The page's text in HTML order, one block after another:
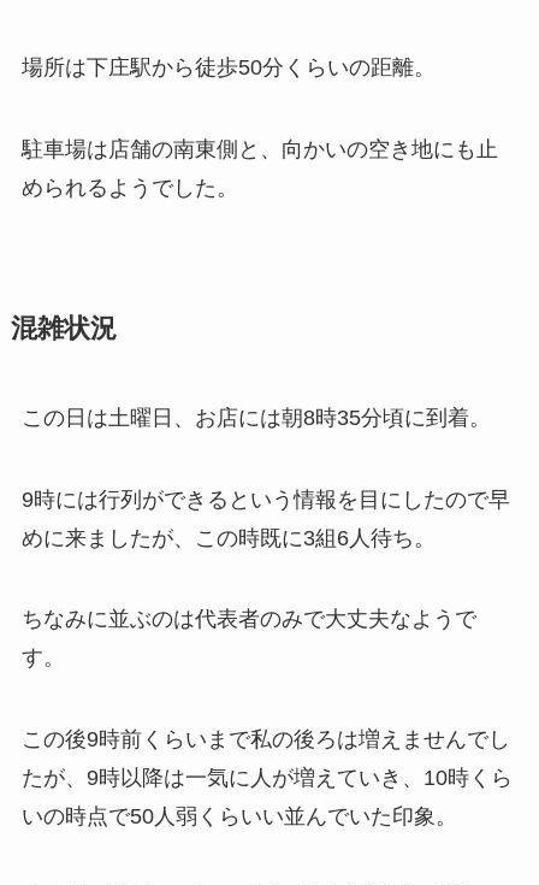
場所は下庄駅から徒歩50分くらいの距離。
駐車場は店舗の南東側と、向かいの空き地にも止
められるようでした。
混雑状況
この日は土曜日、お店には朝8時35分頃に到着。
9時には行列ができるという情報を目にしたので早
めに来ましたが、この時既に3組6人待ち。
ちなみに並ぶのは代表者のみで大丈夫なようで
す。
この後9時前くらいまで私の後ろは増えませんでし
たが、9時以降は一気に人が増えていき、10時くら
いの時点で50人弱くらいい並んでいた印象。